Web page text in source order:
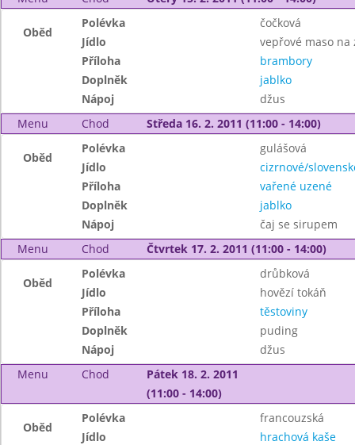
Oběd
Polévka
čočková
Jídlo
vepřové maso na
Příloha
brambory
Doplněk
jablko
Nápoj
džus
Menu
Chod Středa 16. 2. 2011 (11:00 - 14:00)
Oběd
Polévka
gulášová
Jídlo
cizrnové/
Příloha
vařené uzené
Doplněk
jablko
Nápoj
čaj se sirupem
Menu
Chod Čtvrtek 17. 2. 2011 (11:00 - 14:00)
Oběd
Polévka
drůbková
Jídlo
hovězí tokáň
Příloha
těstoviny
Doplněk
puding
Nápoj
džus
Menu
Chod
Pátek 18. 2. 2011
(11:00 - 14:00)
Oběd
Polévka
francouzská
Jídlo
hrachová kaše